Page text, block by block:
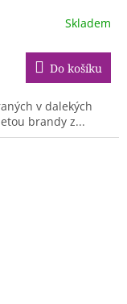
Skladem
Do košíku
v dalekých
brandy z...